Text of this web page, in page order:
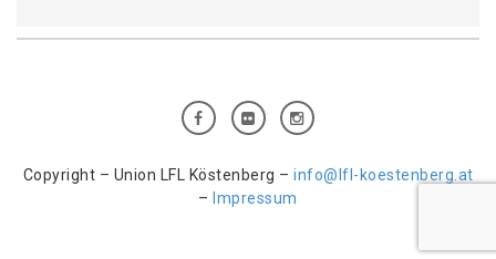
Copyright – Union LFL Köstenberg – info@lfl-koestenberg.at
– Impressum